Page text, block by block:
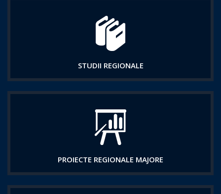
STUDII REGIONALE
PROIECTE REGIONALE MAJORE